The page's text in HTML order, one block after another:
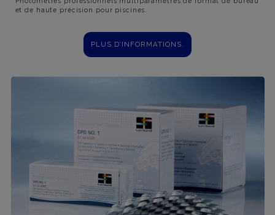
et de haute précision pour piscines.
PLUS D’INFORMATIONS.